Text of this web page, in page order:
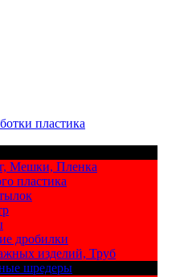
пластика
Мешки, Пленка
пластика
дробилки
изделий, Труб
шредеры